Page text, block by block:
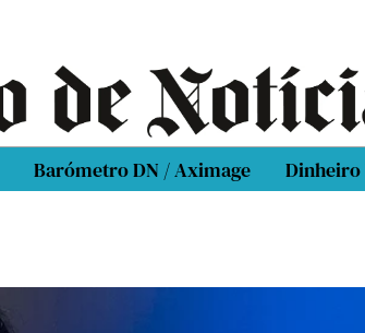
Barómetro DN / Aximage Dinheiro